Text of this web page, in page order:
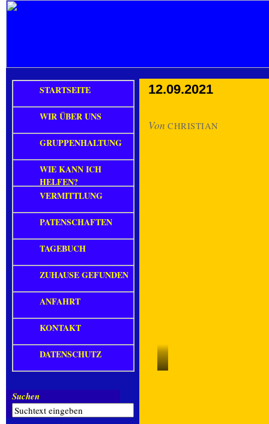
12.09.2021
Von CHRISTIAN
Stylo
STARTSEITE
WIR ÜBER UNS
GRUPPENHALTUNG
WIE KANN ICH
HELFEN?
VERMITTLUNG
PATENSCHAFTEN
TAGEBUCH
ZUHAUSE GEFUNDEN
ANFAHRT
KONTAKT
DATENSCHUTZ
Suchen